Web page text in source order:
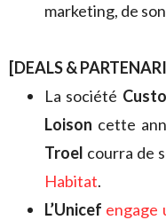
marketing, de
[DEALS &
La société
Loison cette
Troel courra de
Habitat.
L’Unicef engage